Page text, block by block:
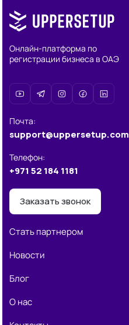
Онлайн-платформа по
регистрации бизнеса в ОАЭ
Телефон:
+971 52 184 1181
Почта:
support@uppersetup.com
Заказать звонок
Стать партнером
Новости
Блог
О нас